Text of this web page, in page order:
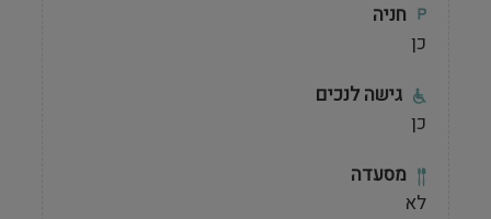
חניה
כן
גישה לנכים
כן
מסעדה
לא